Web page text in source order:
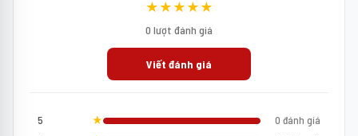
★★★★★
0 lượt đánh giá
Viết đánh giá
5 ★
0 đánh giá